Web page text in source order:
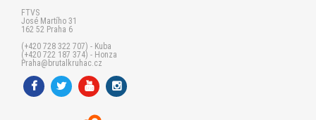
FTVS
José Martího 31
162 52 Praha 6
(+420 728 322 707) - Kuba
(+420 722 187 374) - Honza
Praha@brutalkruhac.cz